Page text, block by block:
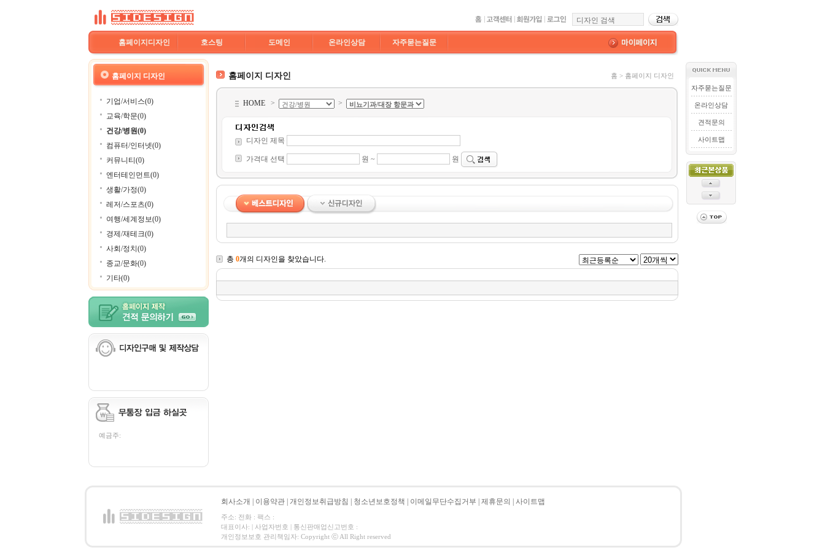
홈페이지디자인 호스팅 도메인 온라인상담 자주묻는질문
홈페이지 디자인
기업/서비스(0)
교육/학문(0)
건강/병원(0)
컴퓨터/인터넷(0)
커뮤니티(0)
엔터테인먼트(0)
생활/가정(0)
레저/스포츠(0)
여행/세계정보(0)
경제/재테크(0)
사회/정치(0)
종교/문화(0)
기타(0)
예금주:
홈페이지 디자인 홈 > 홈페이지 디자인
HOME > >
디자인 제목
가격대 선택 원 ~ 원
총 0개의 디자인을 찾았습니다.
자주묻는질문
온라인상담
견적문의
사이트맵
회사소개 이용약관 개인정보취급방침 청소년보호정책 이메일무단수집거부 제휴문의 사이트맵
주소: 전화 : 팩스 :
대표이사: | 사업자번호 | 통신판매업신고번호 :
개인정보보호 관리책임자: Copyright ⓒ All Right reserved